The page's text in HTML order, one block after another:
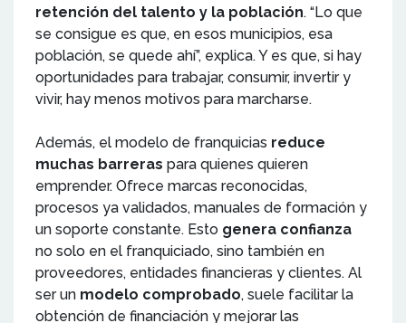
retención del talento y la población. “Lo que
se consigue es que, en esos municipios, esa
población, se quede ahí”, explica. Y es que, si hay
oportunidades para trabajar, consumir, invertir y
vivir, hay menos motivos para marcharse.
Además, el modelo de franquicias reduce
muchas barreras para quienes quieren
emprender. Ofrece marcas reconocidas,
procesos ya validados, manuales de formación y
un soporte constante. Esto genera confianza
no solo en el franquiciado, sino también en
proveedores, entidades financieras y clientes. Al
ser un modelo comprobado, suele facilitar la
obtención de financiación y mejorar las